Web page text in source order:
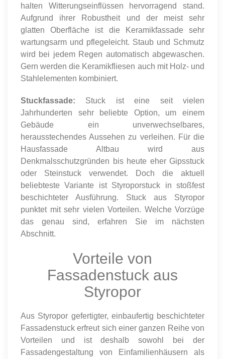
halten Witterungseinflüssen hervorragend stand.
Aufgrund ihrer Robustheit und der meist sehr
glatten Oberfläche ist die Keramikfassade sehr
wartungsarm und pflegeleicht. Staub und Schmutz
wird bei jedem Regen automatisch abgewaschen.
Gern werden die Keramikfliesen auch mit Holz- und
Stahlelementen kombiniert.
Stuckfassade: Stuck ist eine seit vielen
Jahrhunderten sehr beliebte Option, um einem
Gebäude ein unverwechselbares,
herausstechendes Aussehen zu verleihen. Für die
Hausfassade Altbau wird aus
Denkmalsschutzgründen bis heute eher Gipsstuck
oder Steinstuck verwendet. Doch die aktuell
beliebteste Variante ist Styroporstuck in stoßfest
beschichteter Ausführung. Stuck aus Styropor
punktet mit sehr vielen Vorteilen. Welche Vorzüge
das genau sind, erfahren Sie im nächsten
Abschnitt.
Vorteile von
Fassadenstuck aus
Styropor
Aus Styropor gefertigter, einbaufertig beschichteter
Fassadenstuck erfreut sich einer ganzen Reihe von
Vorteilen und ist deshalb sowohl bei der
Fassadengestaltung von Einfamilienhäusern als